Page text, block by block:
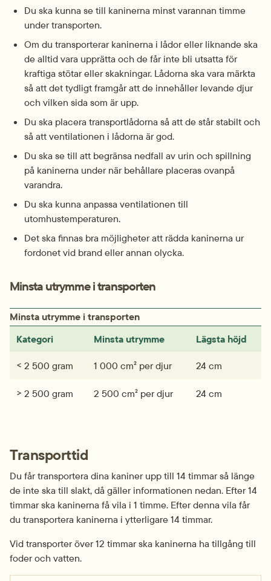
Du ska kunna se till kaninerna minst varannan timme
under transporten.
Om du transporterar kaninerna i lådor eller liknande ska
de alltid vara upprätta och de får inte bli utsatta för
kraftiga stötar eller skakningar. Lådorna ska vara märkta
så att det tydligt framgår att de innehåller levande djur
och vilken sida som är upp.
Du ska placera transportlådorna så att de står stabilt och
så att ventilationen i lådorna är god.
Du ska se till att begränsa nedfall av urin och spillning
på kaninerna under när behållare placeras ovanpå
varandra.
Du ska kunna anpassa ventilationen till
utomhustemperaturen.
Det ska finnas bra möjligheter att rädda kaninerna ur
fordonet vid brand eller annan olycka.
Minsta utrymme i transporten
Minsta utrymme i transporten
Kategori
Minsta utrymme Lägsta höjd
< 2 500 gram 1 000 cm² per djur 24 cm
> 2 500 gram 2 500 cm² per djur 24 cm
Transporttid
Du får transportera dina kaniner upp till 14 timmar så länge
de inte ska till slakt, då gäller informationen nedan. Efter 14
timmar ska kaninerna få vila i 1 timme. Efter denna vila får
du transportera kaninerna i ytterligare 14 timmar.
Vid transporter över 12 timmar ska kaninerna ha tillgång till
foder och vatten.